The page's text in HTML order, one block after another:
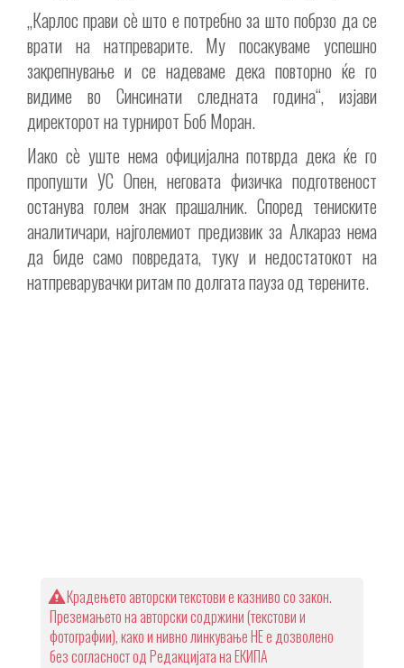
„Карлос прави сè што е потребно за што побрзо да се
врати на натпреварите. Му посакуваме успешно
закрепнување и се надеваме дека повторно ќе го
видиме во Синсинати следната година“, изјави
директорот на турнирот Боб Моран.
Иако сè уште нема официјална потврда дека ќе го
пропушти УС Опен, неговата физичка подготвеност
останува голем знак прашалник. Според тениските
аналитичари, најголемиот предизвик за Алкараз нема
да биде само повредата, туку и недостатокот на
натпреварувачки ритам по долгата пауза од терените.
Крадењето авторски текстови е казниво со закон.
Преземањето на авторски содржини (текстови и
фотографии), како и нивно линкување НЕ е дозволено
без согласност од Редакцијата на ЕКИПА